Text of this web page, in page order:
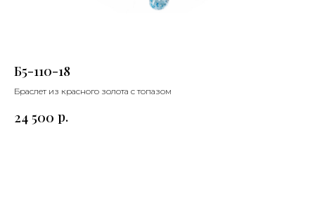
Б5-110-18
Браслет из красного золота с топазом
24 500 р.